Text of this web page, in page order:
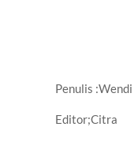
Penulis :Wendi
Editor;Citra